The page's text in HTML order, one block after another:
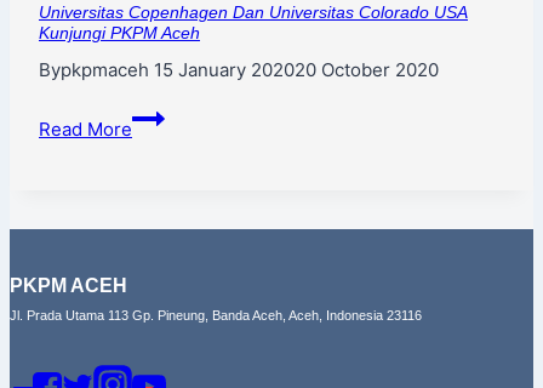
Universitas Copenhagen Dan Universitas Colorado USA
Kunjungi PKPM Aceh
Bypkpmaceh 15 January 202020 October 2020
Read More
PKPM ACEH
Jl. Prada Utama 113 Gp. Pineung, Banda Aceh, Aceh, Indonesia 23116